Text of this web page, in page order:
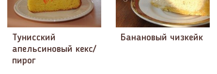
Тунисский
апельсиновый кекс/
пирог
Банановый чизкейк